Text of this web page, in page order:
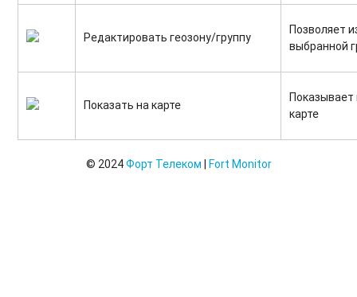
Редактировать геозону/группу
Позволяет
выбранной
Показать на карте
Показывает
карте
© 2024Форт Телеком | Fort Monitor